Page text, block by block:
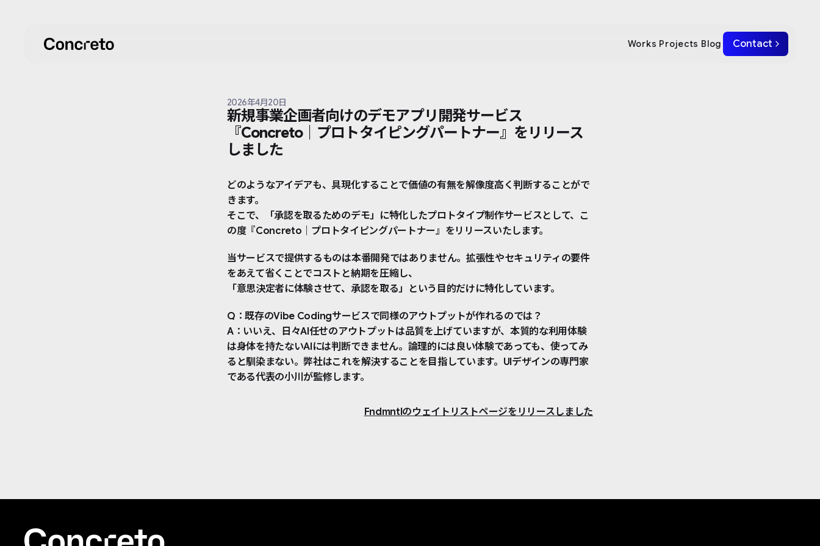
2026年4月20日
新規事業企画者向けのデモアプリ開発サービス
『Concreto｜プロトタイピングパートナー』をリリース
しました
どのようなアイデアも、具現化することで価値の有無を解像度高く判断することがで
きます。
そこで、「承認を取るためのデモ」に特化したプロトタイプ制作サービスとして、こ
の度『Concreto｜プロトタイピングパートナー』をリリースいたします。
当サービスで提供するものは本番開発ではありません。拡張性やセキュリティの要件
をあえて省くことでコストと納期を圧縮し、
「意思決定者に体験させて、承認を取る」という目的だけに特化しています。
Q：既存のVibe Codingサービスで同様のアウトプットが作れるのでは？
A：いいえ、日々AI任せのアウトプットは品質を上げていますが、本質的な利用体験
は身体を持たないAIには判断できません。論理的には良い体験であっても、使ってみ
ると馴染まない。弊社はこれを解決することを目指しています。UIデザインの専門家
である代表の小川が監修します。
Fndmntlのウェイトリストページをリリースしました
Works Projects Blog Contact